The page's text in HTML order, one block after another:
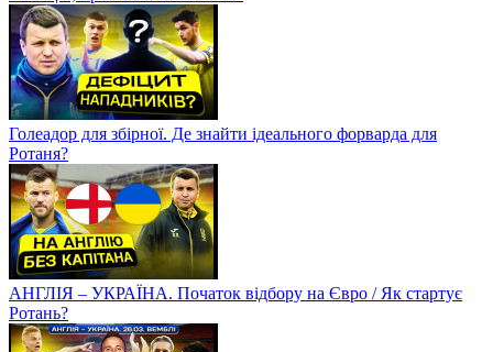
Голеадор для збірної. Де знайти ідеального форварда для
Ротаня?
АНГЛІЯ – УКРАЇНА. Початок відбору на Євро / Як стартує
Ротань?